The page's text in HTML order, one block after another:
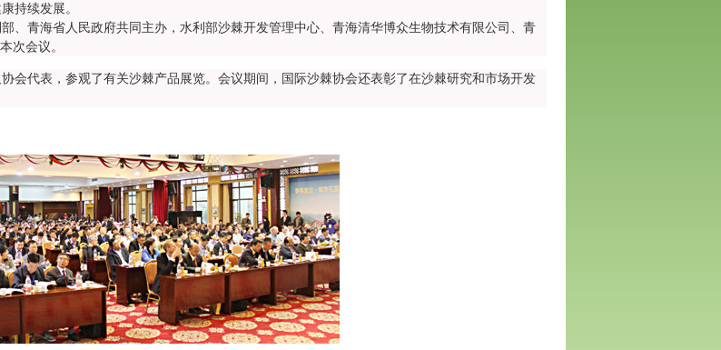
持续发展。
青海省人民政府共同主办，水利部沙棘开发管理中心、青海清华博众生物技术有限公司、青
次会议。
会代表，参观了有关沙棘产品展览。会议期间，国际沙棘协会还表彰了在沙棘研究和市场开发